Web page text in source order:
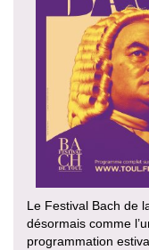
Le Festival Bach de
désormais comme
programmation